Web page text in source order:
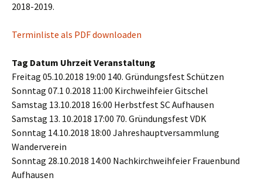
2018-2019.
Terminliste als PDF downloaden
Tag Datum Uhrzeit Veranstaltung
Freitag 05.10.2018 19:00 140. Gründungsfest Schützen
Sonntag 07.1 0.2018 11:00 Kirchweihfeier Gitschel
Samstag 13.10.2018 16:00 Herbstfest SC Aufhausen
Samstag 13. 10.2018 17:00 70. Gründungsfest VDK
Sonntag 14.10.2018 18:00 Jahreshauptversammlung
Wanderverein
Sonntag 28.10.2018 14:00 Nachkirchweihfeier Frauenbund
Aufhausen